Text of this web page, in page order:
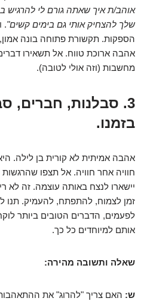
אוהב/ת איך שאתה גורם לי להרגיש
שלך להצחיק אותי גם בימים קשים".
הספקות. תקשורת פתוחה בונה
אהבה ארוכת טווח. אל תשאירו
מחשבות (וזה אולי לטובה).
3. סבלנות, חברים,
בזמנו.
אהבה אמיתית לא קורית בן לילה.
חוויה אחר חוויה. אל תצפו
יישארו לנצח באותה עוצמה. זה לא
זמן לצמוח, להתפתח, להעמיק. תנו
לפעמים, הדברים הטובים ביותר
אותם למיוחדים כל כך.
שאלה ותשובה מהירה:
ש: האם צריך "להרוג" את